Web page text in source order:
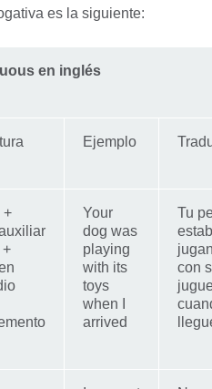
es la siguiente:
en inglés
Ejemplo
+
+
Your
dog was
playing
with its
toys
when I
arrived
Tu
con